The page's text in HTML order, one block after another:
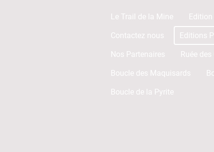
Le Trail de la Mine
Contactez nous Editions
Nos Partenaires Ruée
Boucle des Maquisards
Boucle de la Pyrite